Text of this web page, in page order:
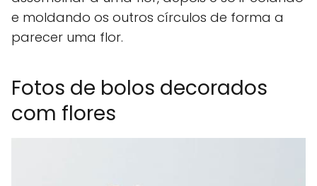
e moldando os outros círculos de forma a
parecer uma flor.
Fotos de bolos decorados
com flores